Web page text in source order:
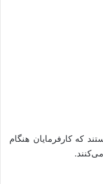
که کارفرمایان هنگام